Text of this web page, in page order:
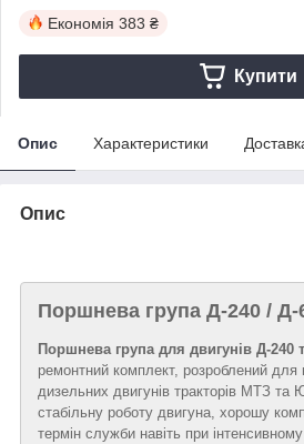
Економія 383 ₴
Купити
Опис Характеристики
Опис
Поршнева група Д-240 /
Поршнева група для двигунів Д-240
ремонтний комплект, розроблений для
дизельних двигунів тракторів МТЗ
стабільну роботу двигуна, хорошу
термін служби навіть при інтенсивному